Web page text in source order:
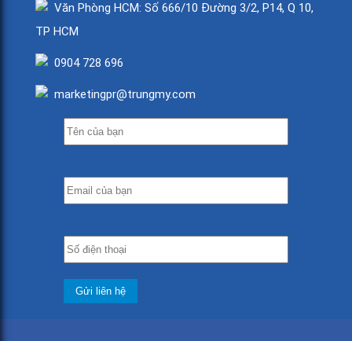
Văn Phòng HCM: Số 666/10 Đường 3/2, P14, Q 10,
TP HCM
0904 728 696
marketingpr@trungmy.com